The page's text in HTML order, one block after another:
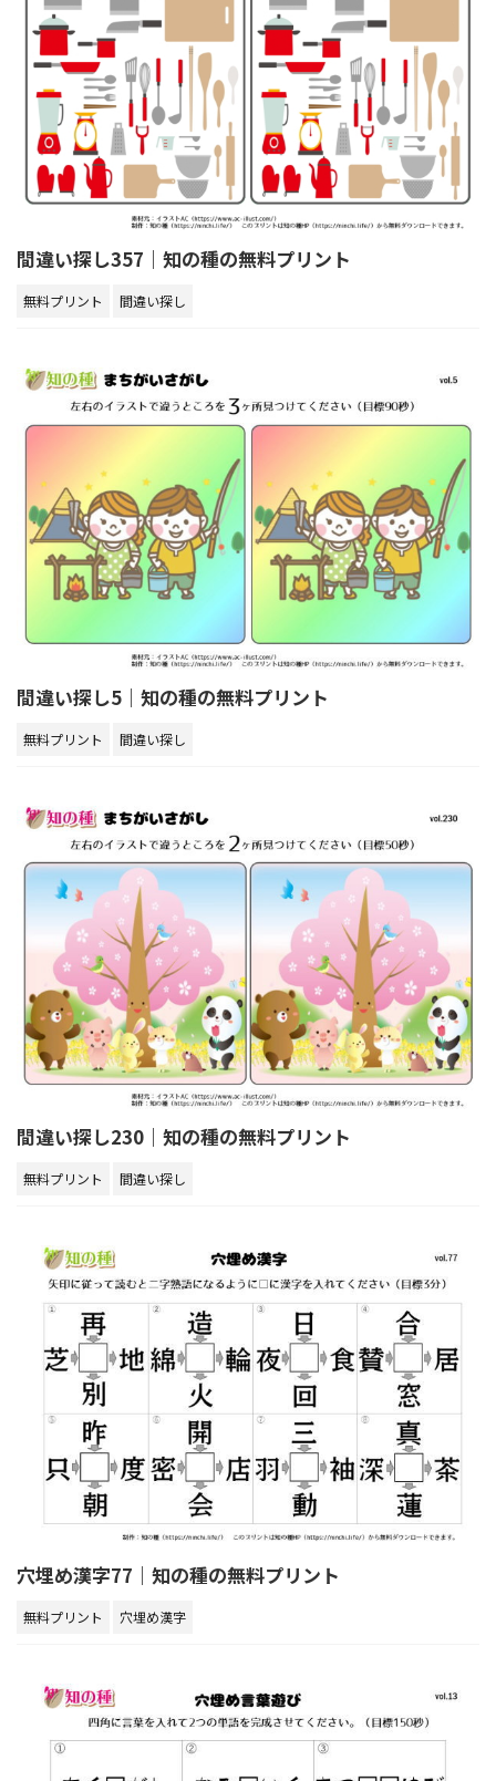
間違い探し357｜知の種の無料プリント
無料プリント 間違い探し
間違い探し5｜知の種の無料プリント
無料プリント 間違い探し
間違い探し230｜知の種の無料プリント
無料プリント 間違い探し
穴埋め漢字77｜知の種の無料プリント
無料プリント 穴埋め漢字